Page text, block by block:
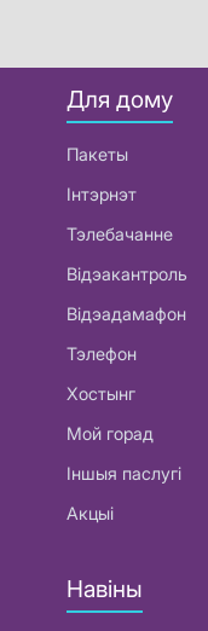
Для дому
Пакеты
Інтэрнэт
Тэлебачанне
Відэакантроль
Відэадамафон
Тэлефон
Хостынг
Мой горад
Іншыя паслугі
Акцыі
Навіны